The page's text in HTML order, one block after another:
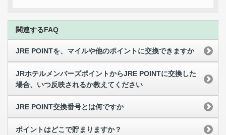
関連するFAQ
JRE POINTを、マイルや他のポイントに交換できますか
JRホテルメンバーズポイントからJRE POINTに交換した
場合、いつ反映されるか教えてください
JRE POINT交換番号とは何ですか
ポイントはどこで貯まりますか？